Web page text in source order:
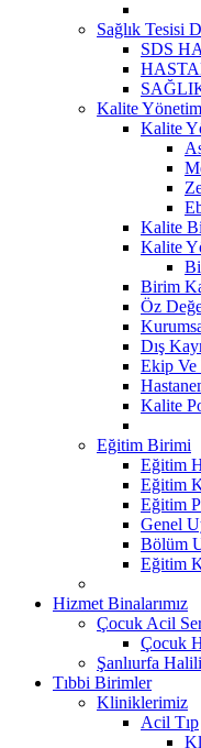
Sağlık Tesisi
SDS
Kalite
Kalite
Kalite
Kalite
Birim
Öz
Dış
Ekip
Kalite
Eğitim Birimi
Eğitim
Eğitim
Eğitim
Genel
Bölüm
Eğitim
Hizmet Binalarımız
Çocuk Acil
Çocuk
Şanlıurfa
Tıbbi Birimler
Kliniklerimiz
Acil Tıp